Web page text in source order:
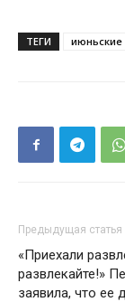
ТЕГИ июньские
Предыдущая статья
«Приехали
развлекайте!»
заявила, что ее